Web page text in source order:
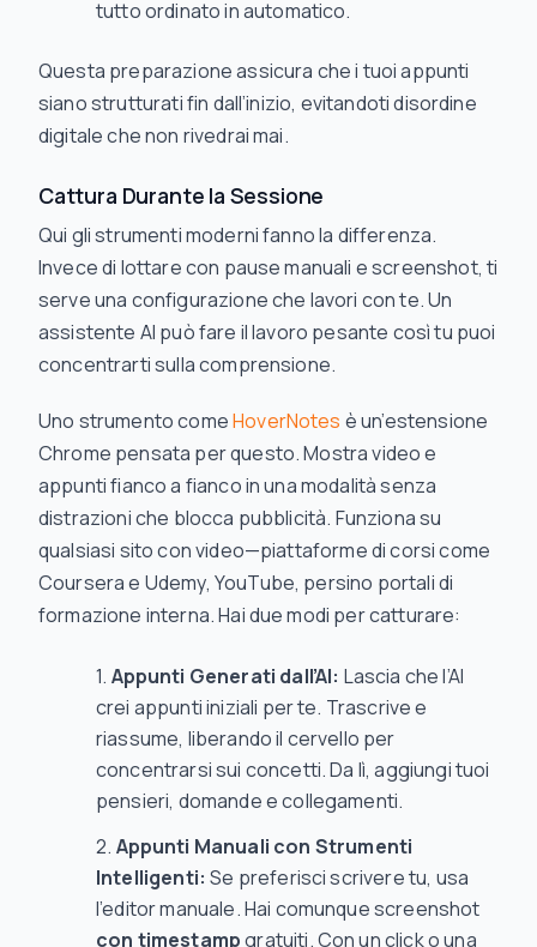
tutto ordinato in automatico.
Questa preparazione assicura che i tuoi appunti
siano strutturati fin dall’inizio, evitandoti disordine
digitale che non rivedrai mai.
Cattura Durante la Sessione
Qui gli strumenti moderni fanno la differenza.
Invece di lottare con pause manuali e screenshot, ti
serve una configurazione che lavori conte. Un
assistente AI può fare il lavoro pesante così tu puoi
concentrarti sulla comprensione.
Uno strumento comeHoverNotes è un’estensione
Chrome pensata per questo. Mostra video e
appunti fianco a fianco in una modalità senza
distrazioni che blocca pubblicità. Funziona su
qualsiasi sito con video—piattaforme di corsi come
Coursera e Udemy, YouTube, persino portali di
formazione interna. Hai due modi per catturare:
Appunti Generati dall’AI: Lascia che l’AI
crei appunti iniziali per te. Trascrive e
riassume, liberando il cervello per
concentrarsi sui concetti. Da lì, aggiungi tuoi
pensieri, domande e collegamenti.
Appunti Manuali con Strumenti
Intelligenti: Se preferisci scrivere tu, usa
l’editor manuale. Hai comunque screenshot
con timestampgratuiti. Con un click o una